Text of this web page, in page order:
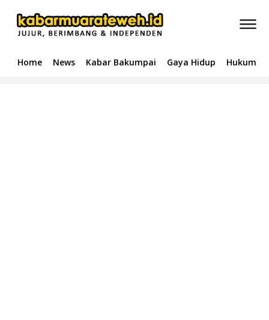
Home News Kabar Bakumpai Gaya Hidup Hukum &